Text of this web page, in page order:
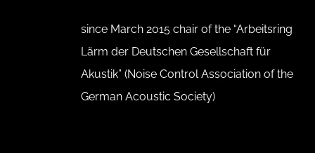
since March 2015 chair of the “Arbeitsring
Lärm der Deutschen Gesellschaft für
Akustik” (Noise Control Association of the
German Acoustic Society)